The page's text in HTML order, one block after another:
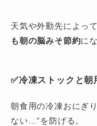
天気や外勤先によっ
も朝の脳みそ節約に
✅冷凍ストックと朝
朝食用の冷凍おにぎ
ない…”を防げる。